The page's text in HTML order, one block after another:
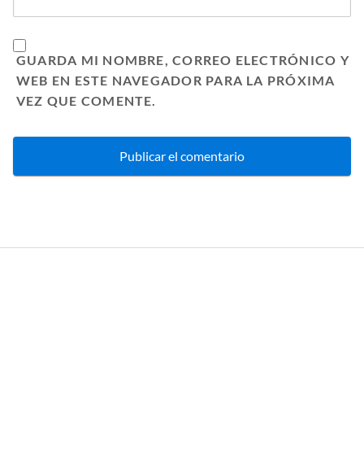
GUARDA MI NOMBRE, CORREO ELECTRÓNICO Y
WEB EN ESTE NAVEGADOR PARA LA PRÓXIMA
VEZ QUE COMENTE.